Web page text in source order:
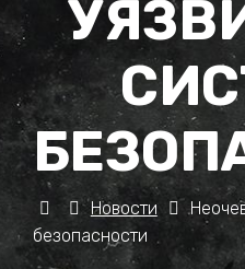
Новости
безопасности